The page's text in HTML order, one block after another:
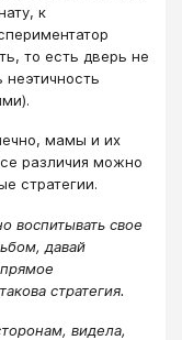
к
то есть дверь не
мамы и их
различия можно
стратегии.
воспитывать свое
давай
стратегия.
видела,